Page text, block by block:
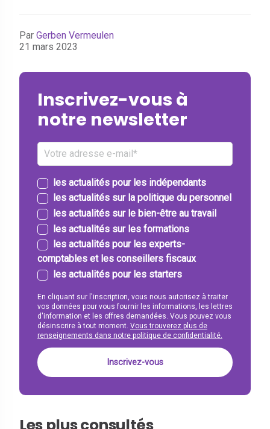
Par Gerben Vermeulen
21 mars 2023
Inscrivez-vous à
notre newsletter
les actualités pour les indépendants
les actualités sur la politique du personnel
les actualités sur le bien-être au travail
les actualités sur les formations
les actualités pour les experts-
comptables et les conseillers fiscaux
les actualités pour les starters
En cliquant sur l'inscription, vous nous autorisez à traiter
vos données pour vous fournir les informations, les lettres
d'information et les offres demandées. Vous pouvez vous
désinscrire à tout moment. Vous trouverez plus de
renseignements dans notre politique de confidentialité.